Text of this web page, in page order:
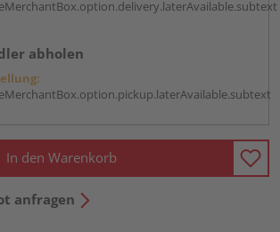
abholen
In den Warenkorb
anfragen